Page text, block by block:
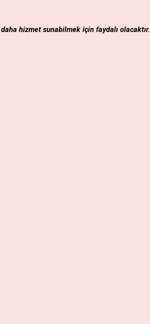
hizmet sunabilmek için faydalı olacaktır.